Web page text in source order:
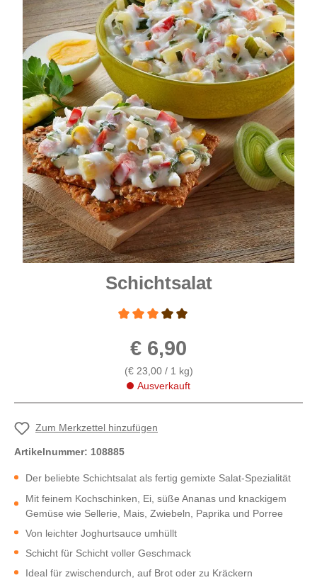
Schichtsalat
€ 6,90
(€ 23,00 / 1 kg)
Ausverkauft
Zum Merkzettel hinzufügen
Artikelnummer: 108885
Der beliebte Schichtsalat als fertig gemixte Salat-Spezialität
Mit feinem Kochschinken, Ei, süße Ananas und knackigem
Gemüse wie Sellerie, Mais, Zwiebeln, Paprika und Porree
Von leichter Joghurtsauce umhüllt
Schicht für Schicht voller Geschmack
Ideal für zwischendurch, auf Brot oder zu Kräckern